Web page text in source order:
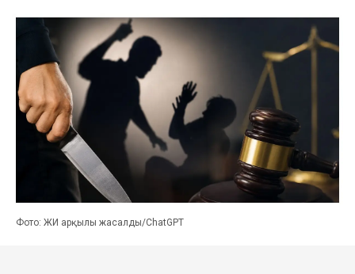
Фото: ЖИ арқылы жасалды/ChatGPT